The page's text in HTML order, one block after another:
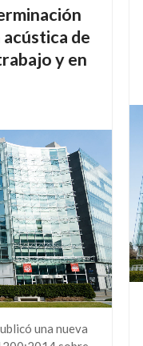
de
y en
una nueva